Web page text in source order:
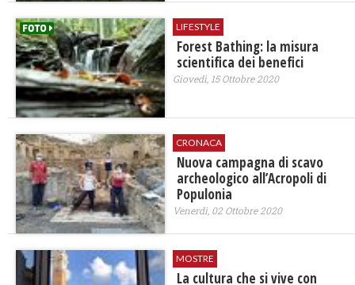
LIFESTYLE
Forest Bathing: la misura
scientifica dei benefici
Giovedì, 15 Ottobre 2020
CRONACA
Nuova campagna di scavo
archeologico all’Acropoli di
Populonia
Venerdì, 02 Ottobre 2020
MOSTRE
La cultura che si vive con